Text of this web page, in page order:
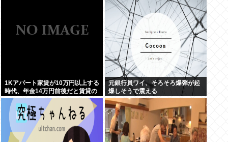
1Kアパート家賃が10万円以上する
時代、年金14万円前後だと賃貸の
人は無理じゃね？
元銀行員ワイ、そろそろ爆弾が起
爆しそうで震える